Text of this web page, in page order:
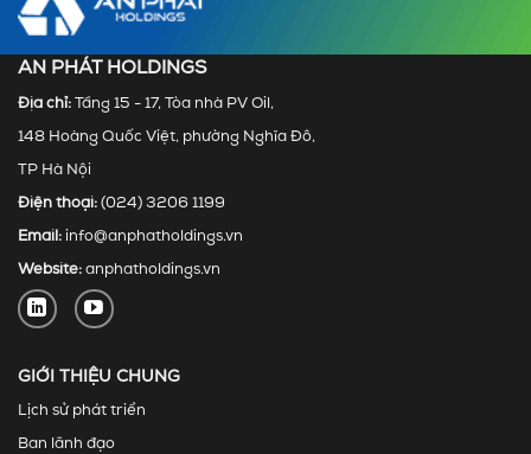
AN PHÁT HOLDINGS
Địa chỉ: Tầng 15 - 17, Tòa nhà PV Oil,
148 Hoàng Quốc Việt, phường Nghĩa Đô,
TP Hà Nội
Điện thoại: (024) 3206 1199
Email: info@anphatholdings.vn
Website: anphatholdings.vn
GIỚI THIỆU CHUNG
Lịch sử phát triển
Ban lãnh đạo